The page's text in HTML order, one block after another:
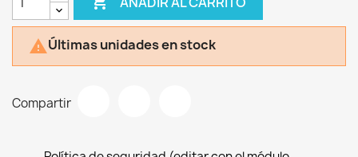
Últimas unidades en stock
Compartir